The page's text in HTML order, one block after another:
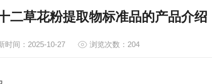
二草花粉提取物标准品的产品介绍
时间：2025-10-27 浏览次数：204